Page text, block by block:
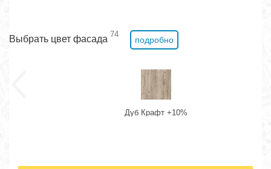
Выбрать цвет фасада 74
подробно
Дуб Крафт +10%